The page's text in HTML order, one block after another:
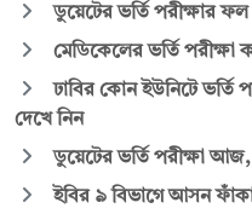
ডুয়েটের ভর্তি পরীক্ষার ফল
মেডিকেলের ভর্তি পরীক্ষা
ঢাবির কোন ইউনিটে
দেখে নিন
ডুয়েটের ভর্তি পরীক্ষা
ইবির ৯ বিভাগে আসন ফাঁকা,